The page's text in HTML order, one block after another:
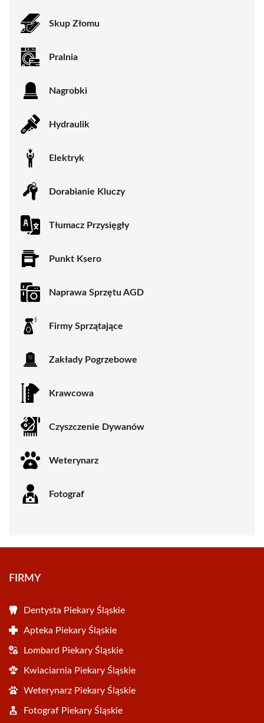
Skup Złomu
Pralnia
Nagrobki
Hydraulik
Elektryk
Dorabianie Kluczy
Tłumacz Przysięgły
Punkt Ksero
Naprawa Sprzętu AGD
Firmy Sprzątające
Zakłady Pogrzebowe
Krawcowa
Czyszczenie Dywanów
Weterynarz
Fotograf
FIRMY
Dentysta Piekary Śląskie
Apteka Piekary Śląskie
Lombard Piekary Śląskie
Kwiaciarnia Piekary Śląskie
Weterynarz Piekary Śląskie
Fotograf Piekary Śląskie